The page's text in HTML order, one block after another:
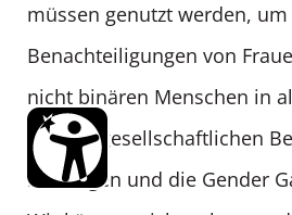
müssen genutzt werden,
Benachteiligungen von
nicht binären Menschen in
in allen gesellschaftlichen
beseitigen und die Gender